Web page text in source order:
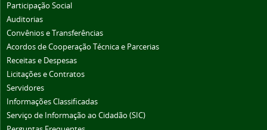
Participação Social
Auditorias
Convênios e Transferências
Acordos de Cooperação Técnica e Parcerias
Receitas e Despesas
Licitações e Contratos
Servidores
Informações Classificadas
Serviço de Informação ao Cidadão (SIC)